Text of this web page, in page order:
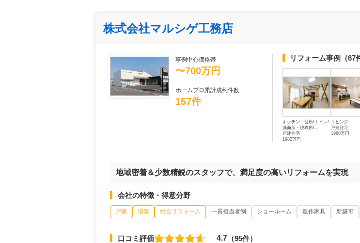
株式会社マルシゲ工務店
事例中心価格帯
〜700万円
ホームプロ累計成約件数
157件
リフォーム事例 （67
キッチン・台所/トイレ/
洗面所・脱衣所/...
戸建住宅
1982万円
リビング
戸建住宅
1960万円
地域密着＆少数精鋭のスタッフで、満足度の高いリフォームを実現
会社の特徴・得意分野
戸建 増築 総合リフォーム 一貫担当者制 ショールーム 造作家具 新築可
口コミ評価 4.7 （95件）